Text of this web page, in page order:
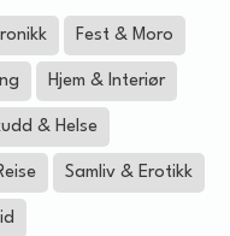
Fest & Moro
Hjem & Interiør
& Helse
Samliv & Erotikk